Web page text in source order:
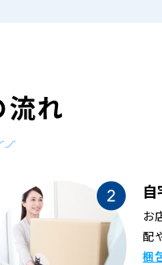
流れ
お
配
梱